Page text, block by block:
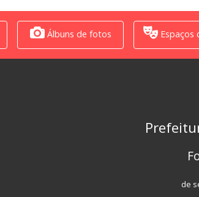
Álbuns de fotos Espaços
de